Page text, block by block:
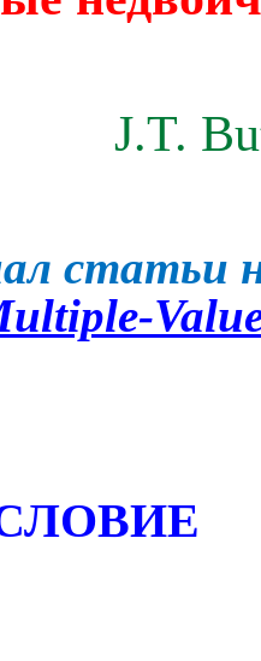
J.T.
статьи